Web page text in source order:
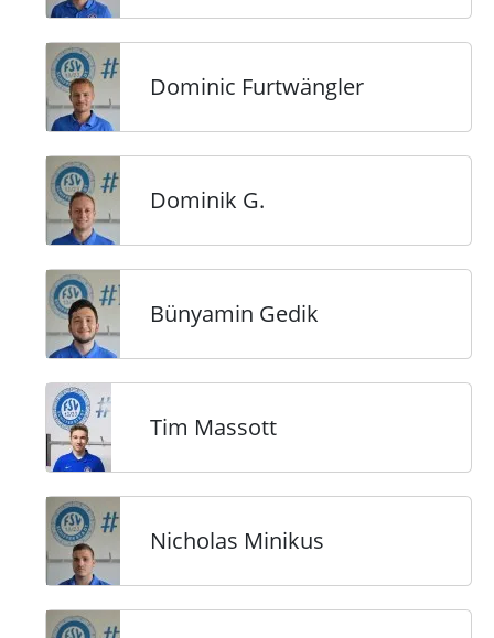
Dominic Furtwängler
Dominik G.
Bünyamin Gedik
Tim Massott
Nicholas Minikus